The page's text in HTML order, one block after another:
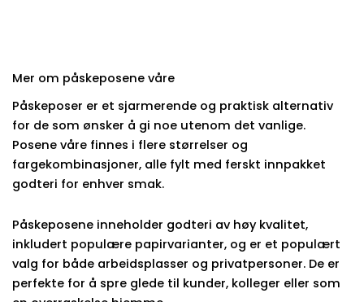
Mer om påskeposene våre
Påskeposer er et sjarmerende og praktisk alternativ
for de som ønsker å gi noe utenom det vanlige.
Posene våre finnes i flere størrelser og
fargekombinasjoner, alle fylt med ferskt innpakket
godteri for enhver smak.
Påskeposene inneholder godteri av høy kvalitet,
inkludert populære papirvarianter, og er et populært
valg for både arbeidsplasser og privatpersoner. De er
perfekte for å spre glede til kunder, kolleger eller som